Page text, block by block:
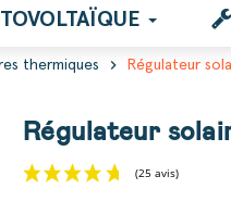
thermiques chevron_right Régulateur
Régulateur